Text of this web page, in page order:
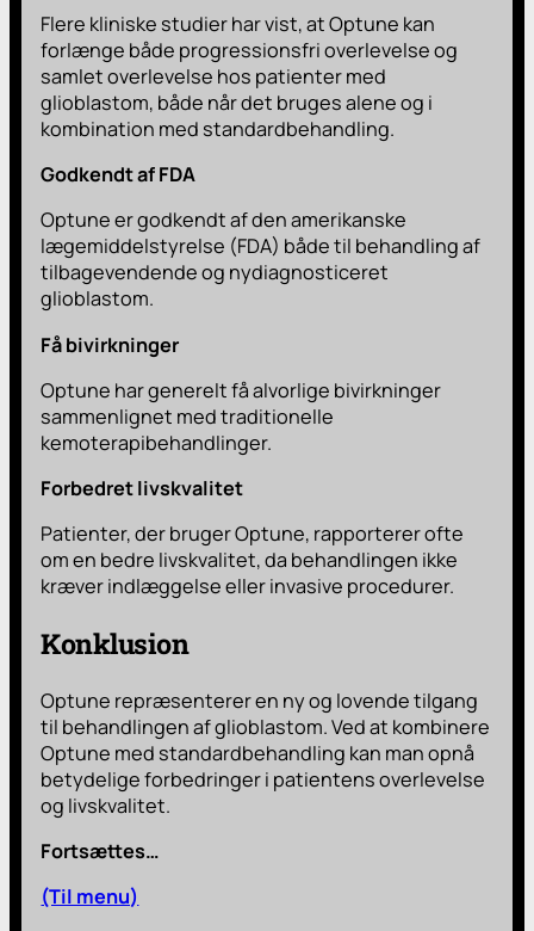
Flere kliniske studier har vist, at Optune kan
forlænge både progressionsfri overlevelse og
samlet overlevelse hos patienter med
glioblastom, både når det bruges alene og i
kombination med standardbehandling.
Godkendt af FDA
Optune er godkendt af den amerikanske
lægemiddelstyrelse (FDA) både til behandling af
tilbagevendende og nydiagnosticeret
glioblastom.
Få bivirkninger
Optune har generelt få alvorlige bivirkninger
sammenlignet med traditionelle
kemoterapibehandlinger.
Forbedret livskvalitet
Patienter, der bruger Optune, rapporterer ofte
om en bedre livskvalitet, da behandlingen ikke
kræver indlæggelse eller invasive procedurer.
Konklusion
Optune repræsenterer en ny og lovende tilgang
til behandlingen af glioblastom. Ved at kombinere
Optune med standardbehandling kan man opnå
betydelige forbedringer i patientens overlevelse
og livskvalitet.
Fortsættes…
(Til menu)